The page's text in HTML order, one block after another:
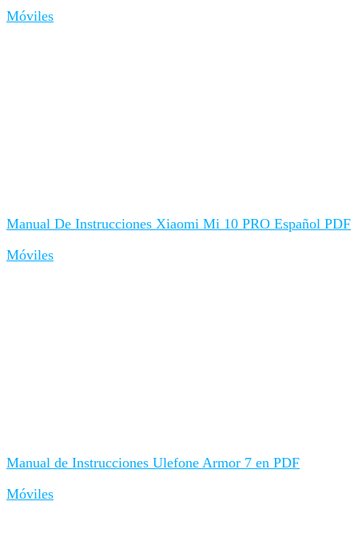
Móviles
Manual De Instrucciones Xiaomi Mi 10 PRO Español PDF
Móviles
Manual de Instrucciones Ulefone Armor 7 en PDF
Móviles